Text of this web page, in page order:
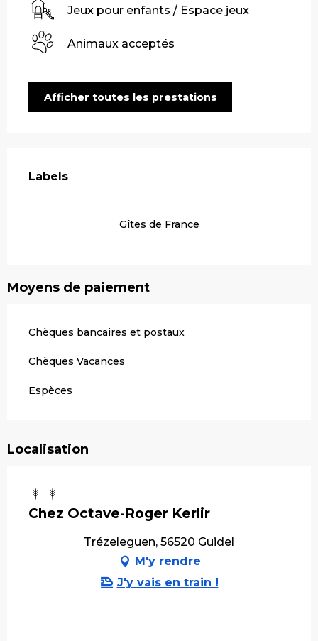
Jeux pour enfants / Espace jeux
Animaux acceptés
Afficher toutes les prestations
Labels
Labels
Gîtes de France
Moyens de paiement
Chèques bancaires et postaux
Chèques Vacances
Espèces
Localisation
Chez Octave-Roger Kerlir
Trézeleguen, 56520 Guidel
M'y rendre
J'y vais en train !